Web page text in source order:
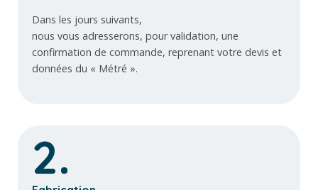
Dans les jours suivants,
nous vous adresserons, pour validation, une
confirmation de commande, reprenant votre devis et
données du « Métré ».
2.